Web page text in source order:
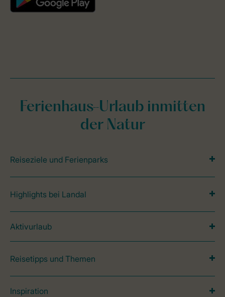
Ferienhaus-Urlaub inmitten
der Natur
Reiseziele und Ferienparks
Highlights bei Landal
Aktivurlaub
Reisetipps und Themen
Inspiration